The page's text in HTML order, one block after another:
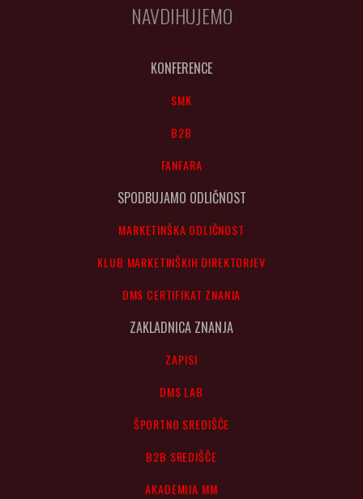
NAVDIHUJEMO
KONFERENCE
SMK
B2B
FANFARA
SPODBUJAMO ODLIČNOST
MARKETINŠKA ODLIČNOST
KLUB MARKETINŠKIH DIREKTORJEV
DMS CERTIFIKAT ZNANJA
ZAKLADNICA ZNANJA
ZAPISI
DMS LAB
ŠPORTNO SREDIŠČE
B2B SREDIŠČE
AKADEMIJA MM